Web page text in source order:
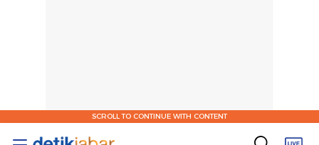
SCROLL TO CONTINUE WITH CONTENT